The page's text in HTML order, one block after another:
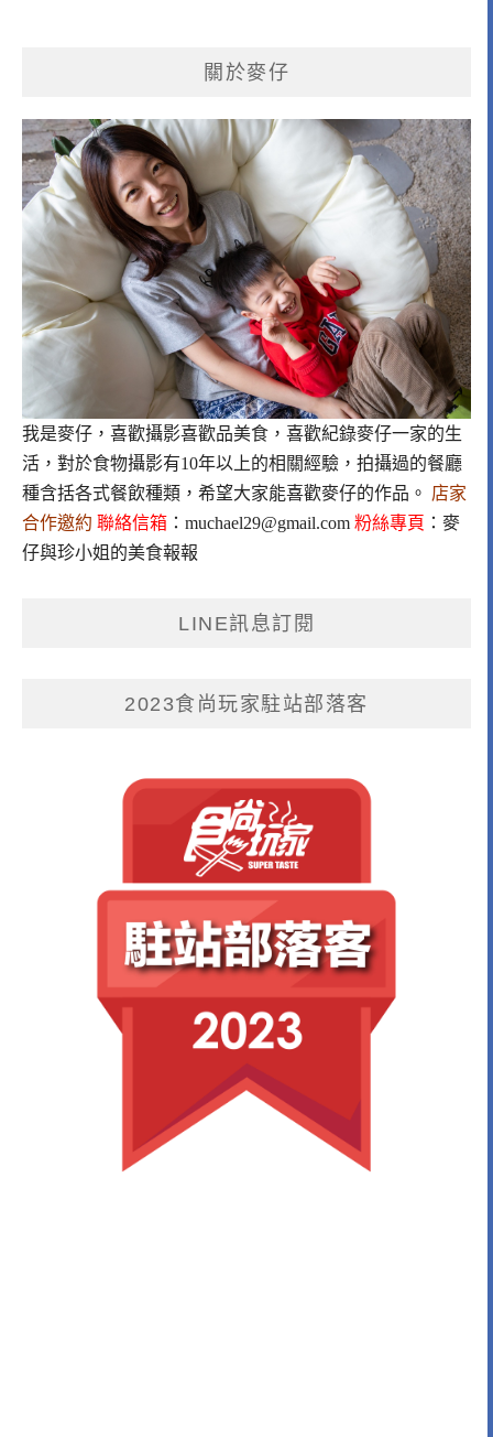
關於麥仔
我是麥仔，喜歡攝影喜歡品美食，喜歡紀錄麥仔一家的生
活，對於食物攝影有10年以上的相關經驗，拍攝過的餐廳
種含括各式餐飲種類，希望大家能喜歡麥仔的作品。 店家
合作邀約 聯絡信箱 ： muchael29@gmail.com 粉絲專頁 ： 麥
仔與珍小姐的美食報報
LINE訊息訂閱
2023食尚玩家駐站部落客